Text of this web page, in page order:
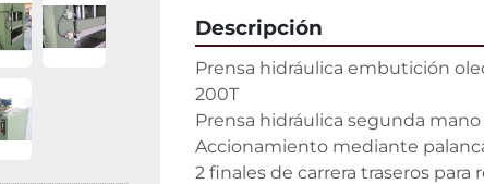
Descripción
Prensa hidráulica embutición
200T
Prensa hidráulica segunda mano
Accionamiento mediante
2 finales de carrera traseros para